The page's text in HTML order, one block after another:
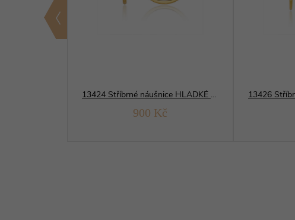
13424 Stříbrné náušnice HLADKÉ KRUHY 20 mm yellow
900 Kč